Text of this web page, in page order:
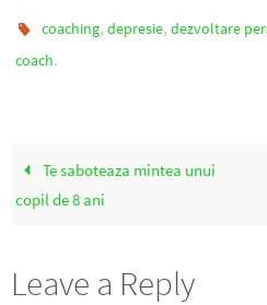
coaching,depresie,dezvoltare
coach.
Te saboteaza mintea unui
copil de 8 ani
Leave a Reply